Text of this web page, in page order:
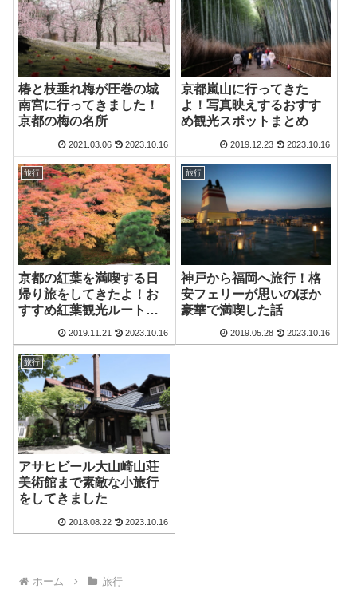
椿と枝垂れ梅が圧巻の城
南宮に行ってきました！
京都の梅の名所
2021.03.06 2023.10.16
京都嵐山に行ってきた
よ！写真映えするおすす
め観光スポットまとめ
2019.12.23 2023.10.16
旅行
京都の紅葉を満喫する日
帰り旅をしてきたよ！お
すすめ紅葉観光ルート紹
2019.11.21 2023.10.16
旅行
神戸から福岡へ旅行！格
安フェリーが思いのほか
豪華で満喫した話
2019.05.28 2023.10.16
旅行
アサヒビール大山崎山荘
美術館まで素敵な小旅行
をしてきました
2018.08.22 2023.10.16
ホーム 旅行